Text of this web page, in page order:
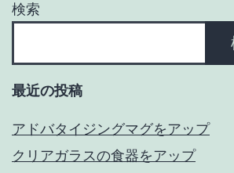
ン
検索
最近の投稿
アドバタイジングマグをアップ
クリアガラスの食器をアップ